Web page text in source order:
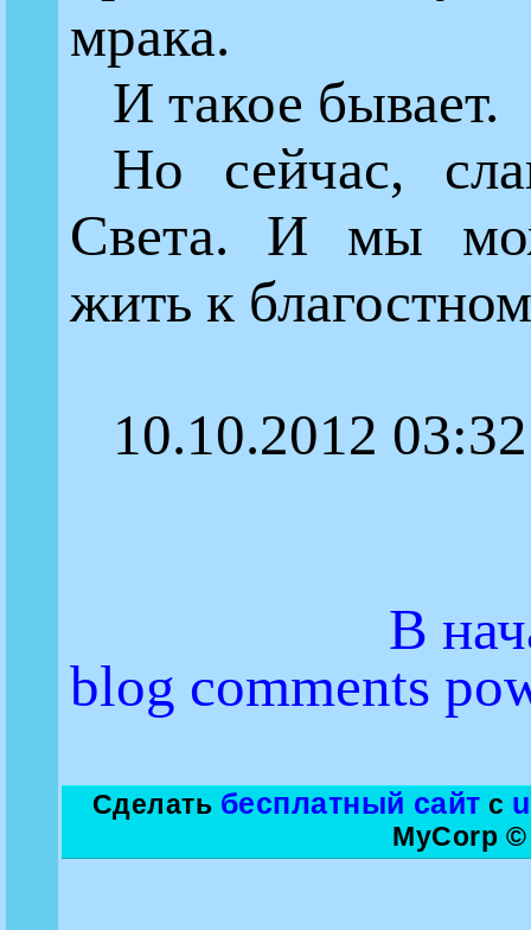
мрака.
И такое бывает.
Но сейчас,
Света. И мы
жить к
10.10.2012
В
blog comments
Сделать бесплатный сайт с
MyCorp ©